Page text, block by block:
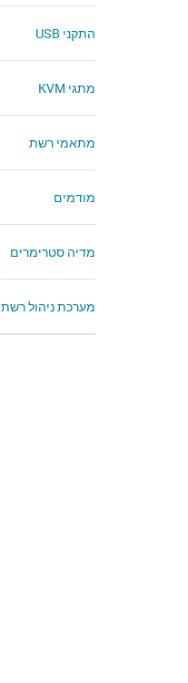
התקני USB
מתגי KVM
מתאמי רשת
מודמים
מדיה סטרימרים
מערכת ניהול רשת SNMP